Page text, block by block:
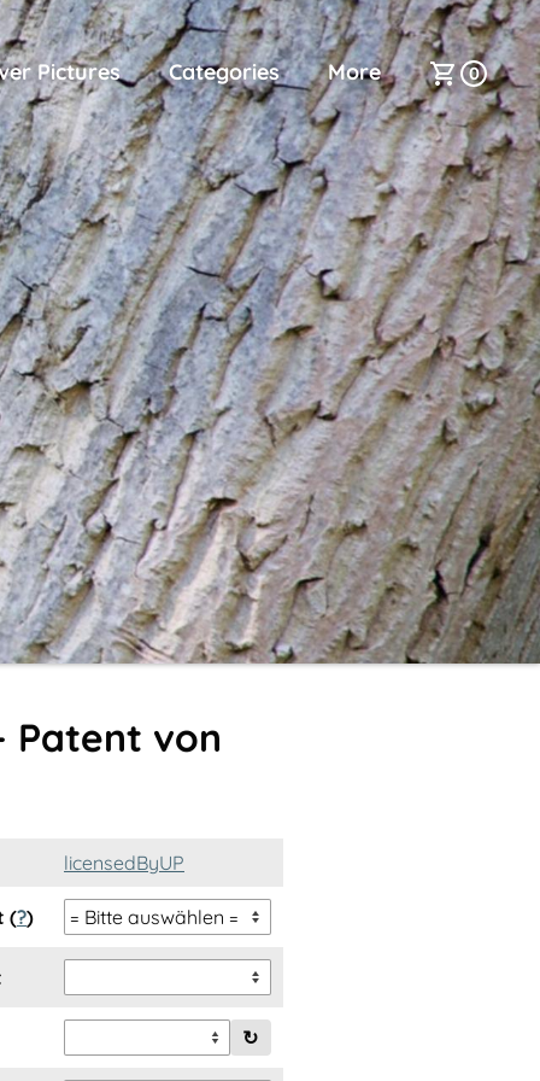
Pictures Categories More 0
Patent von
licensedByUP
(?)
↻